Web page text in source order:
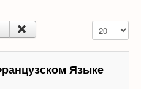
Языке